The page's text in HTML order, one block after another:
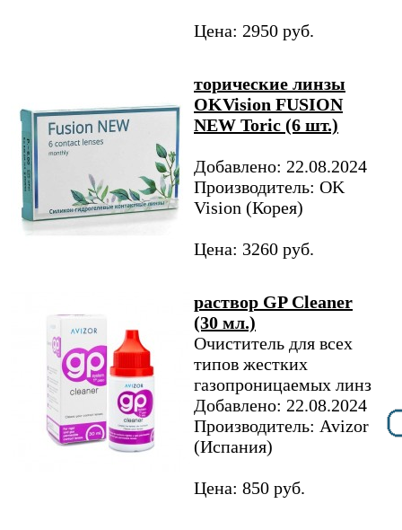
Цена: 2950 руб.
торические линзы
OKVision FUSION
NEW Toric (6 шт.)
Добавлено: 22.08.2024
Производитель: OK
Vision (Корея)
Цена: 3260 руб.
раствор GP Cleaner
(30 мл.)
Очиститель для всех
типов жестких
газопроницаемых линз
Добавлено: 22.08.2024
Производитель: Avizor
(Испания)
Цена: 850 руб.